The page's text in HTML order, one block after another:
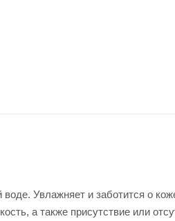
Увлажняет и заботится о
а также присутствие или